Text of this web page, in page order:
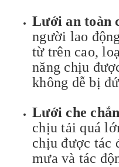
Lưới an toàn
người lao
từ trên cao,
năng chịu
không dễ bị
Lưới che
chịu tải quá
chịu được tác
mưa và tác